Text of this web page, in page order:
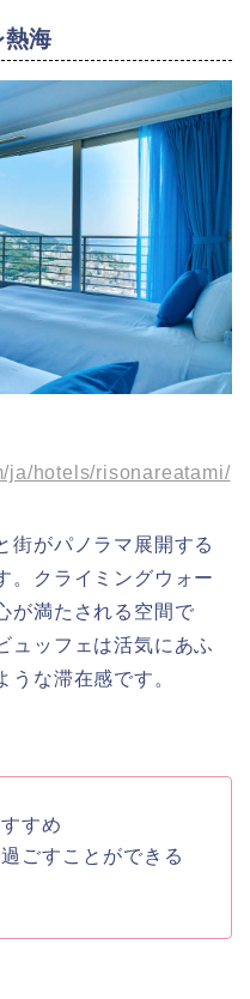
熱海
ja/hotels/risonareatami/
街がパノラマ展開する
。クライミングウォー
が満たされる空間で
ュッフェは活気にあふ
うな滞在感です。
すめ
ごすことができる